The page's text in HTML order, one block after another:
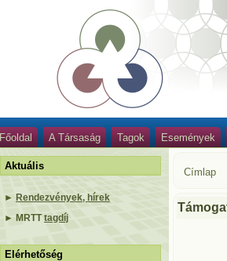
Főoldal A Társaság Tagok Események
Aktuális
► Rendezvények, hírek
► MRTTtagdíj
Elérhetőség
Címlap